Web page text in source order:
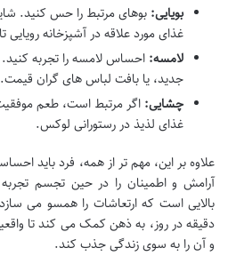
بویایی: بوهای مرتبط را حس کنید.
غذای مورد علاقه در آشپزخانه رویایی
لامسه: احساس لامسه را تجربه
جدید، یا بافت لباس های گران قیمت.
چشایی: اگر مرتبط است، طعم
غذای لذیذ در رستورانی لوکس.
علاوه بر این، مهم تر از همه، فرد باید
آرامش و اطمینان را در حین تجسم
دقیقه در روز، به ذهن کمک می کند تا
و آن را به سوی زندگی جذب کند.